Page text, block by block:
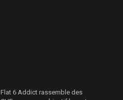
Flat 6 Addict rassemble des